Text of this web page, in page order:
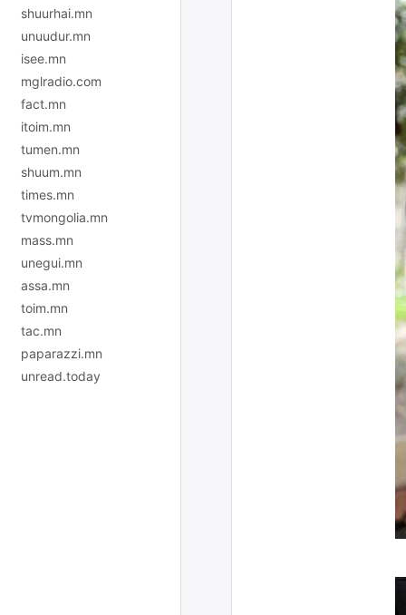
shuurhai.mn
unuudur.mn
isee.mn
mglradio.com
fact.mn
itoim.mn
tumen.mn
shuum.mn
times.mn
tvmongolia.mn
mass.mn
unegui.mn
assa.mn
toim.mn
tac.mn
paparazzi.mn
unread.today